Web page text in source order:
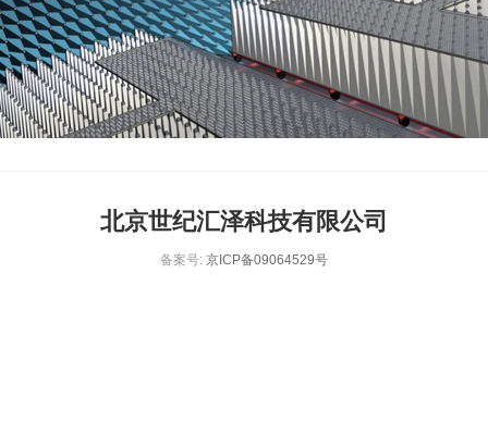
北京世纪汇泽科技有限公司
备案号: 京ICP备09064529号